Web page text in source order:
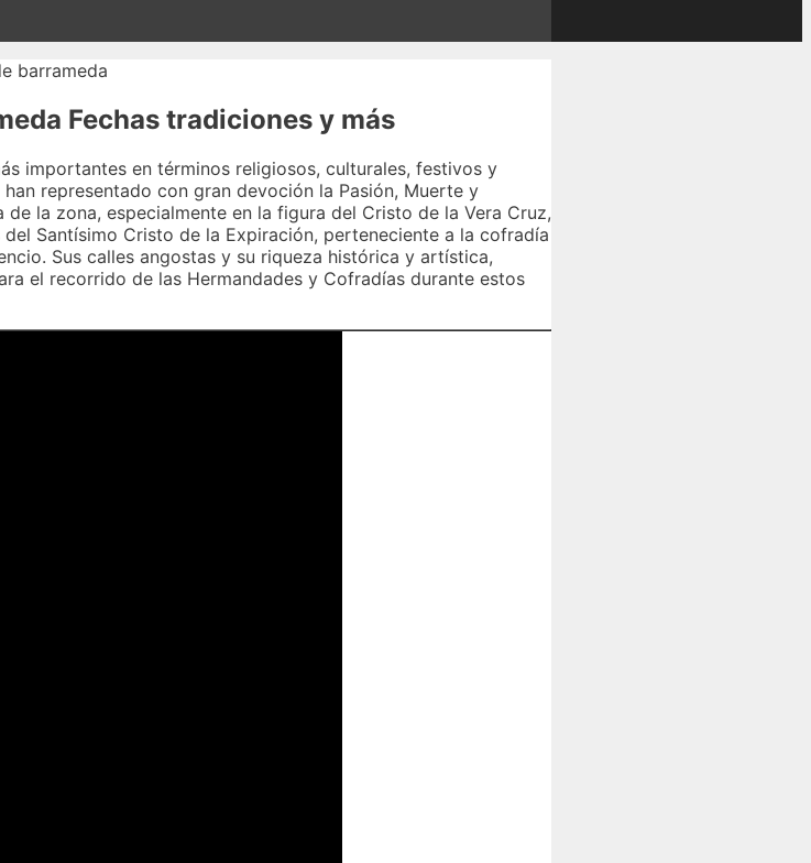
Fechas tradiciones y más
importantes en términos religiosos, culturales, festivos y
representado con gran devoción la Pasión, Muerte y
la zona, especialmente en la figura del Cristo de la Vera Cruz,
Santísimo Cristo de la Expiración, perteneciente a la cofradía
Sus calles angostas y su riqueza histórica y artística,
el recorrido de las Hermandades y Cofradías durante estos